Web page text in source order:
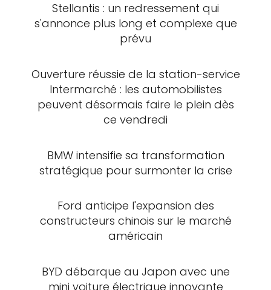
Stellantis : un redressement qui
s'annonce plus long et complexe que
prévu
Ouverture réussie de la station-service
Intermarché : les automobilistes
peuvent désormais faire le plein dès
ce vendredi
BMW intensifie sa transformation
stratégique pour surmonter la crise
Ford anticipe l'expansion des
constructeurs chinois sur le marché
américain
BYD débarque au Japon avec une
mini voiture électrique innovante